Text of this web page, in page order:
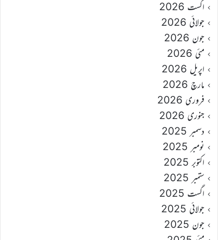
اگست 2026
جولائی 2026
جون 2026
مئی 2026
اپریل 2026
مارچ 2026
فروری 2026
جنوری 2026
دسمبر 2025
نومبر 2025
اکتوبر 2025
ستمبر 2025
اگست 2025
جولائی 2025
جون 2025